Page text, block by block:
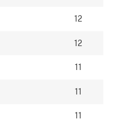
12
12
11
11
11